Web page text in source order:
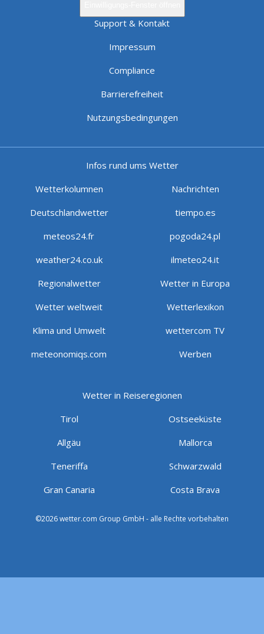
Support & Kontakt
Impressum
Compliance
Barrierefreiheit
Nutzungsbedingungen
Infos rund ums Wetter
Wetterkolumnen
Nachrichten
Deutschlandwetter
tiempo.es
meteos24.fr
pogoda24.pl
weather24.co.uk
ilmeteo24.it
Regionalwetter
Wetter in Europa
Wetter weltweit
Wetterlexikon
Klima und Umwelt
wettercom TV
meteonomiqs.com
Werben
Wetter in Reiseregionen
Tirol
Ostseeküste
Allgäu
Mallorca
Teneriffa
Schwarzwald
Gran Canaria
Costa Brava
©2026 wetter.com Group GmbH - alle Rechte vorbehalten